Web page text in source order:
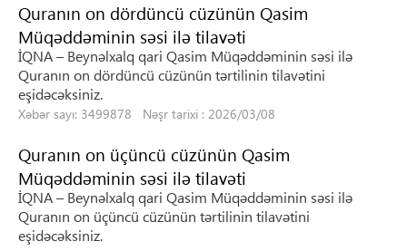
Quranın on dördüncü cüzünün Qasim
Müqəddəminin səsi ilə tilavəti
İQNA – Beynəlxalq qari Qasim Müqəddəminin səsi ilə
Quranın on dördüncü cüzünün tərtilinin tilavətini
eşidəcəksiniz.
Xəbər sayı: 3499878 Nəşr tarixi : 2026/03/08
Quranın on üçüncü cüzünün Qasim
Müqəddəminin səsi ilə tilavəti
İQNA – Beynəlxalq qari Qasim Müqəddəminin səsi ilə
Quranın on üçüncü cüzünün tərtilinin tilavətini
eşidəcəksiniz.